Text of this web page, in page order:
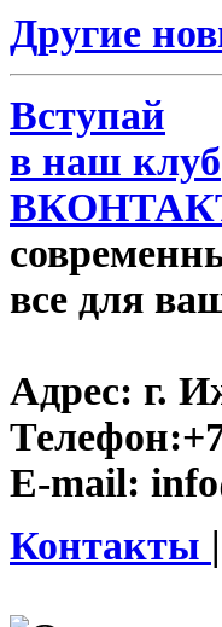
Другие
Вступай
в наш клуб
все для
Адрес: г.
Телефон:
E-mail:
Контакты |